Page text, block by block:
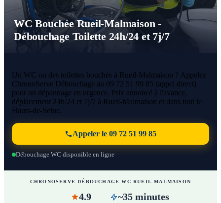
WC Bouchée Rueil-Malmaison -
Débouchage Toilette 24h/24 et 7j/7
Un WC ou des toilettes bouchés à Rueil-Malmaison ? Appelez
ChronoServe Débouchage au 09 72 51 99 85 (appel direct)
pour un dépannage en urgence. Prix annoncé à l'avance,
déplacement 24h/24 et 7j/7 à Rueil-Malmaison et dans tout le
Hauts-de-Seine.
Appeler le 09 72 51 99 85
Débouchage WC disponible en ligne
CHRONOSERVE DÉBOUCHAGE WC RUEIL-MALMAISON
4.9 ~35 minutes